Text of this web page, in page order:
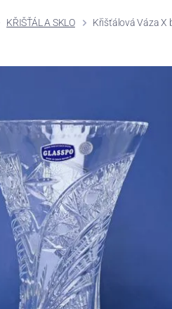
KŘIŠŤÁL A SKLO Křišťálová Váza X